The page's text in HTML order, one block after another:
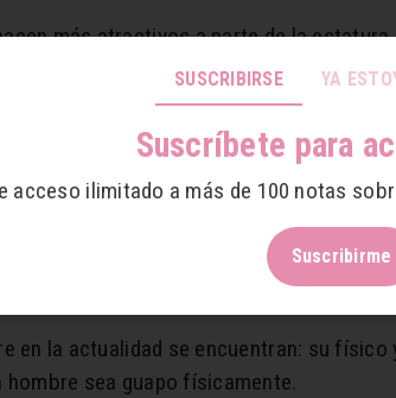
más atractivos a parte de la
con una persona.
más atractivos a los hombres para la
con el hombre más guapo del
tienen de especial los hombres altos
con barba?
en la actualidad se encuentran: su
sea guapo físicamente.
SUSCRIBIRSE YA
Suscríbete para
acceso ilimitado a más de 100 notas
Suscribirme